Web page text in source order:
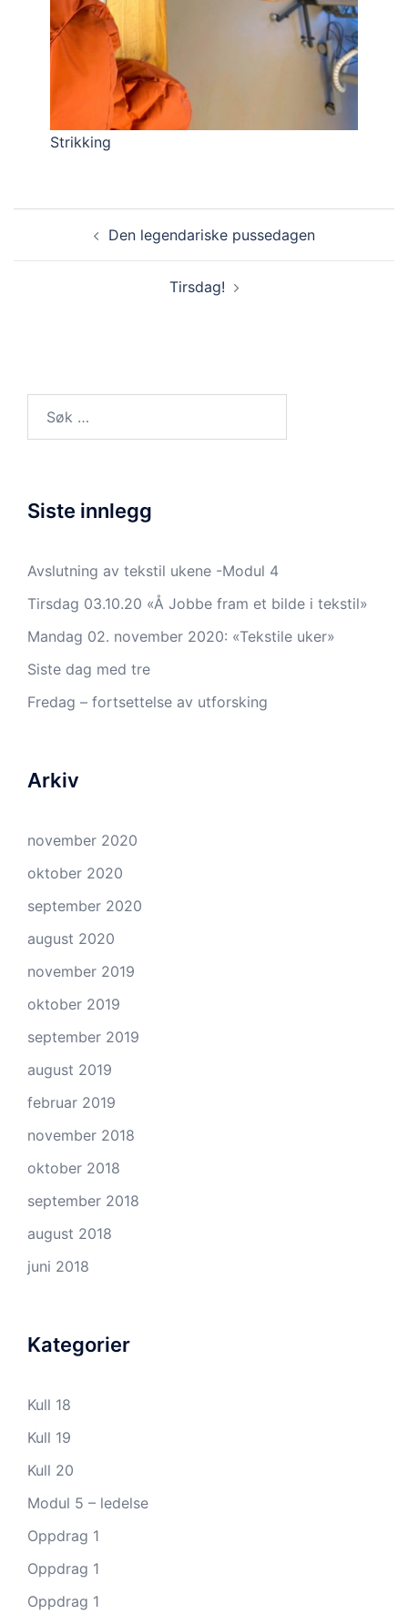
Strikking
Den legendariske pussedagen
Tirsdag!
Siste innlegg
Avslutning av tekstil ukene -Modul 4
Tirsdag 03.10.20 «Å Jobbe fram et bilde i tekstil»
Mandag 02. november 2020: «Tekstile uker»
Siste dag med tre
Fredag – fortsettelse av utforsking
Arkiv
november 2020
oktober 2020
september 2020
august 2020
november 2019
oktober 2019
september 2019
august 2019
februar 2019
november 2018
oktober 2018
september 2018
august 2018
juni 2018
Kategorier
Kull 18
Kull 19
Kull 20
Modul 5 – ledelse
Oppdrag 1
Oppdrag 1
Oppdrag 1